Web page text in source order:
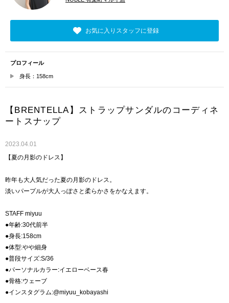
お気に入りスタッフに登録
プロフィール
身長：158cm
【BRENTELLA】ストラップサンダルのコーディネ
ートスナップ
2023.04.01
【夏の月影のドレス】
昨年も大人気だった夏の月影のドレス。
淡いパープルが大人っぽさと柔らかさをかなえます。
STAFF miyuu
●年齢:30代前半
●身長:158cm
●体型:やや細身
●普段サイズ:S/36
●パーソナルカラー:イエローベース春
●骨格:ウェーブ
●インスタグラム:@miyuu_kobayashi